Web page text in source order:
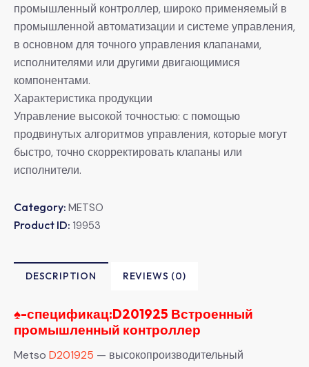
промышленный контроллер, широко применяемый в
промышленной автоматизации и системе управления,
в основном для точного управления клапанами,
исполнителями или другими двигающимися
компонентами.
Характеристика продукции
Управление высокой точностью: с помощью
продвинутых алгоритмов управления, которые могут
быстро, точно скорректировать клапаны или
исполнители.
Category: METSO
Product ID: 19953
DESCRIPTION REVIEWS (0)
♠-спецификац:D201925 Встроенный
промышленный контроллер
Metso D201925 — высокопроизводительный